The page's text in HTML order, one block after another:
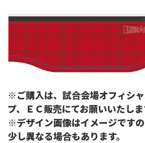
※ご購入は、試合会場オフィシ
プ、ＥＣ販売にてお願いいたしま
※デザイン画像はイメージです
少し異なる場合もあります。